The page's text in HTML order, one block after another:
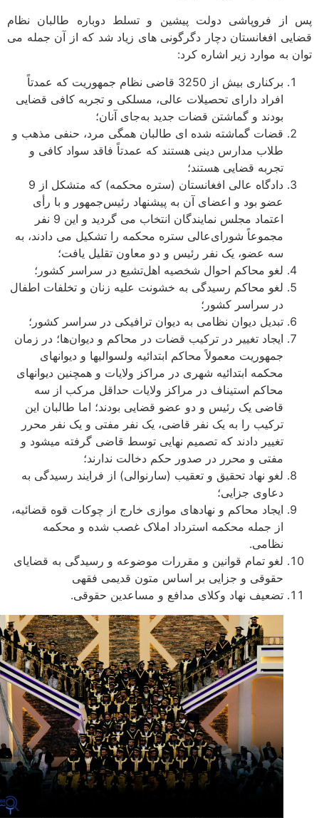
فروپاشی دولت پیشین و تسلط دوباره طالبان نظام
افغانستان دچار دگرگونی ­های زیاد شد که از آن جمله می
به موارد زیر اشاره کرد:
برکناری بیش از 3250 قاضی نظام جمهوریت که عمدتاً
افراد دارای تحصیلات عالی، مسلکی و تجربه کافی قضایی
بودند و گماشتن قضات جدید به‌جای آنان؛
قضات گماشته شده ­ای طالبان همگی مرد، حنفی مذهب و
طلاب مدارس دینی هستند که عمدتاً فاقد سواد کافی و
تجربه قضایی هستند؛
دادگاه عالی افغانستان (ستره محکمه) که متشکل از 9
عضو بود و اعضای آن به پیشنهاد رئیس‌جمهور و با رأی
اعتماد مجلس نمایندگان انتخاب می­ گردید و این 9 نفر
مجموعاً شورای‌عالی ستره محکمه را تشکیل می دادند، به
سه عضو، یک نفر رئیس و دو معاون تقلیل یافت؛
لغو محاکم احوال شخصیه اهل‌تشیع در سراسر کشور؛
لغو محاکم رسیدگی به خشونت علیه زنان و تخلفات اطفال
در سراسر کشور؛
تبدیل دیوان نظامی به دیوان ترافیکی در سراسر کشور؛
ایجاد تغییر در ترکیب قضات در محاکم و دیوان‌ها؛ در زمان
جمهوریت معمولاً محاکم ابتدائیه ولسوالی­ها و دیوان­های
محکمه ابتدائیه شهری در مراکز ولایات و همچنین دیوان­های
محاکم استیناف در مراکز ولایات حداقل مرکب از سه
قاضی یک رئیس و دو عضو قضایی بودند؛ اما طالبان این
ترکیب را به یک نفر قاضی، یک نفر مفتی و یک نفر محرر
تغییر دادند که تصمیم نهایی توسط قاضی گرفته می­شود و
مفتی و محرر در صدور حکم دخالت ندارند؛
لغو نهاد تحقیق و تعقیب (سارنوالی) از فرایند رسیدگی به
دعاوی جزایی؛
ایجاد محاکم و نهادهای موازی خارج از چوکات قوه قضائیه،
از جمله محکمه استرداد املاک غصب شده و محکمه
نظامی.
لغو تمام قوانین و مقررات موضوعه و رسیدگی به قضایای
حقوقی و جزایی بر اساس متون قدیمی فقهی
تضعیف نهاد وکلای مدافع و مساعدین حقوقی.